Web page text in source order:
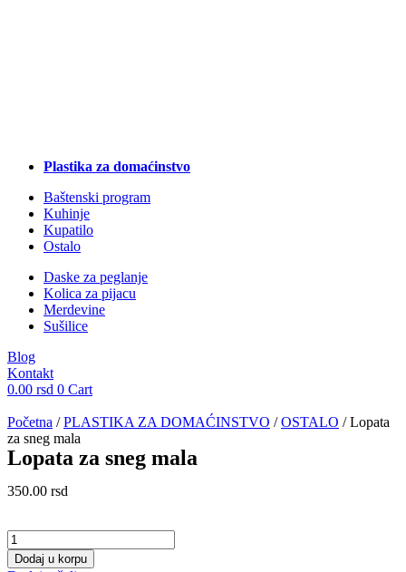
Plastika za domaćinstvo
Baštenski program
Kuhinje
Kupatilo
Ostalo
Daske za peglanje
Kolica za pijacu
Merdevine
Sušilice
Blog
Kontakt
0.00 rsd 0 Cart
Početna /PLASTIKA ZA DOMAĆINSTVO /OSTALO / Lopata
za sneg mala
Lopata za sneg mala
350.00 rsd
Lopata
zaDodaj u korpu